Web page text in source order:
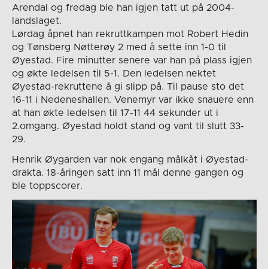
Arendal og fredag ble han igjen tatt ut på 2004-
landslaget.
Lørdag åpnet han rekruttkampen mot Robert Hedin
og Tønsberg Nøtterøy 2 med å sette inn 1-0 til
Øyestad. Fire minutter senere var han på plass igjen
og økte ledelsen til 5-1. Den ledelsen nektet
Øyestad-rekruttene å gi slipp på. Til pause sto det
16-11 i Nedeneshallen. Venemyr var ikke snauere enn
at han økte ledelsen til 17-11 44 sekunder ut i
2.omgang. Øyestad holdt stand og vant til slutt 33-
29.
Henrik Øygarden var nok engang målkåt i Øyestad-
drakta. 18-åringen satt inn 11 mål denne gangen og
ble toppscorer.